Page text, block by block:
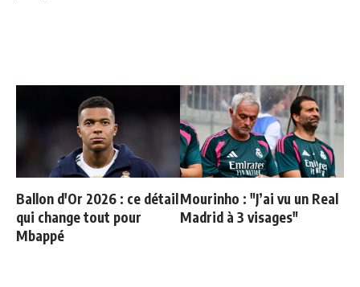
Ballon d'Or 2026 : ce détail
qui change tout pour
Mbappé
Mourinho : "J’ai vu un Real
Madrid à 3 visages"